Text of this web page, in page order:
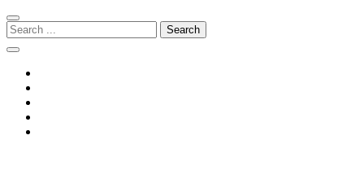
Skip
to
navigation
Skip
to
content
Search
for: